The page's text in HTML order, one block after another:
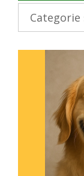
Kies
onderwerp